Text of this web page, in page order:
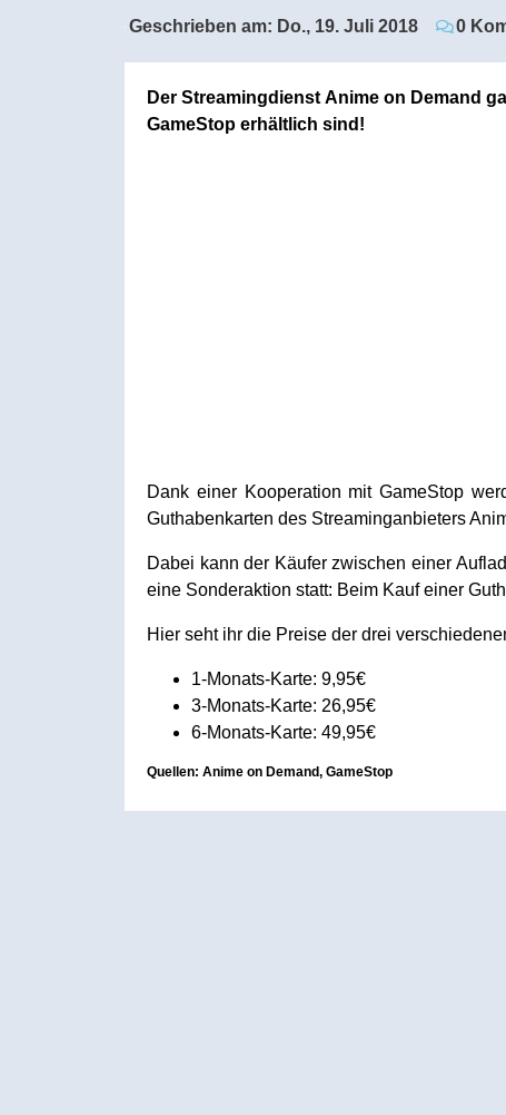
Geschrieben am: Do., 19. Juli 2018 0
Der Streamingdienst Anime on Demand
GameStop erhältlich sind!
Dank einer Kooperation mit GameStop
Guthabenkarten des Streaminganbieters
Dabei kann der Käufer zwischen einer
eine Sonderaktion statt: Beim Kauf einer
Hier seht ihr die Preise der drei
1-Monats-Karte: 9,95€
3-Monats-Karte: 26,95€
6-Monats-Karte: 49,95€
Quellen: Anime on Demand, GameStop